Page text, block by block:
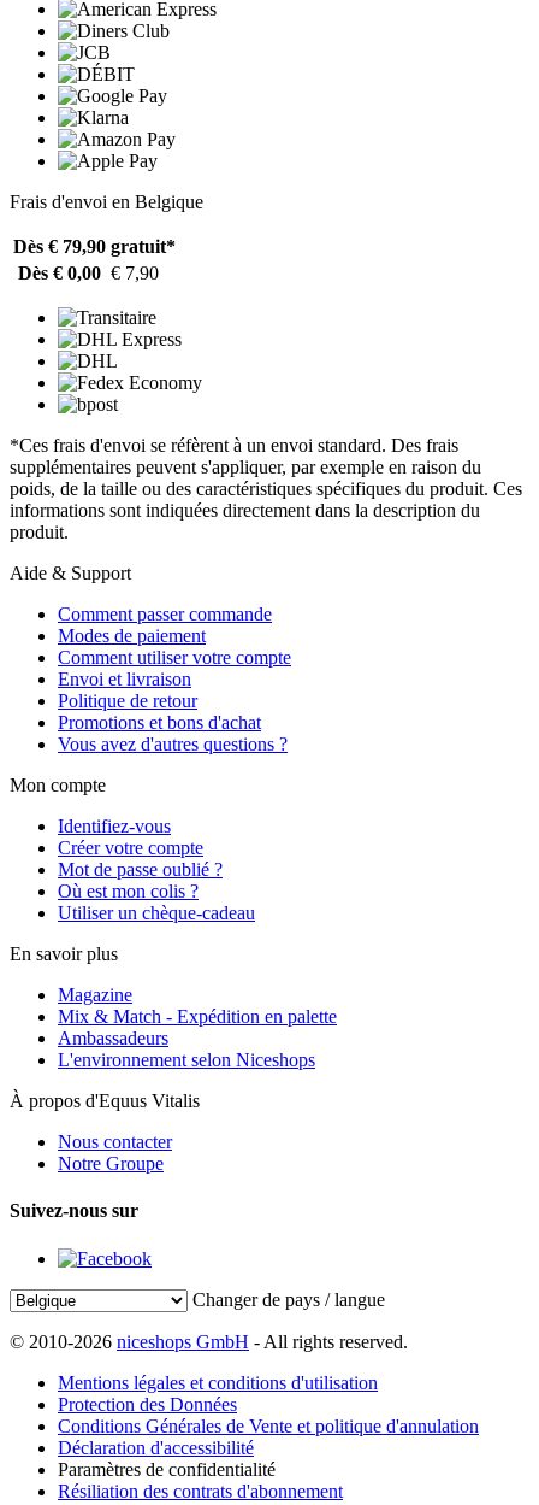
Frais d'envoi en Belgique
Dès € 79,90 gratuit*
Dès € 0,00 € 7,90
*Ces frais d'envoi se réfèrent à un envoi standard. Des frais
supplémentaires peuvent s'appliquer, par exemple en raison du
poids, de la taille ou des caractéristiques spécifiques du produit. Ces
informations sont indiquées directement dans la description du
produit.
Aide & Support
Comment passer commande
Modes de paiement
Comment utiliser votre compte
Envoi et livraison
Politique de retour
Promotions et bons d'achat
Vous avez d'autres questions ?
Mon compte
Identifiez-vous
Créer votre compte
Mot de passe oublié ?
Où est mon colis ?
Utiliser un chèque-cadeau
En savoir plus
Magazine
Mix & Match - Expédition en palette
Ambassadeurs
L'environnement selon Niceshops
À propos d'Equus Vitalis
Nous contacter
Notre Groupe
Suivez-nous sur
Changer de pays / langue
© 2010-2026 niceshops GmbH - All rights reserved.
Mentions légales et conditions d'utilisation
Protection des Données
Conditions Générales de Vente et politique d'annulation
Déclaration d'accessibilité
Paramètres de confidentialité
Résiliation des contrats d'abonnement